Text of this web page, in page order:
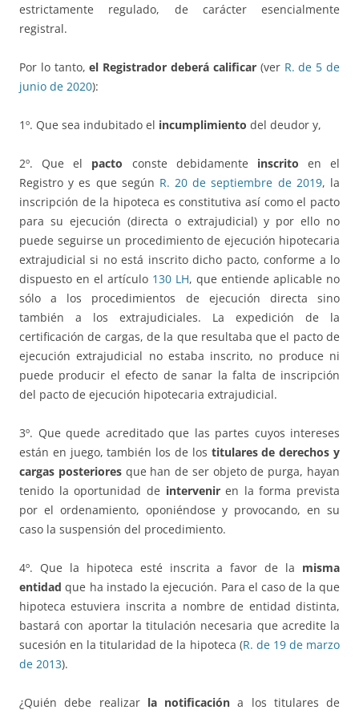
estrictamente regulado, de carácter esencialmente
registral.
Por lo tanto,el Registrador deberá calificar(ver R. de 5 de
junio de 2020):
1º. Que sea indubitado el incumplimiento del deudor y,
2º. Que el pacto conste debidamente inscrito en el
Registro y es que según R. 20 de septiembre de 2019, la
inscripción de la hipoteca es constitutiva así como el pacto
para su ejecución (directa o extrajudicial) y por ello no
puede seguirse un procedimiento de ejecución hipotecaria
extrajudicial si no está inscrito dicho pacto, conforme a lo
dispuesto en el artículo 130 LH, que entiende aplicable no
sólo a los procedimientos de ejecución directa sino
también a los extrajudiciales. La expedición de la
certificación de cargas, de la que resultaba que el pacto de
ejecución extrajudicial no estaba inscrito, no produce ni
puede producir el efecto de sanar la falta de inscripción
del pacto de ejecución hipotecaria extrajudicial.
3º. Que quede acreditado que las partes cuyos intereses
están en juego, también los de los titulares de derechos y
cargas posterioresque han de ser objeto de purga, hayan
tenido la oportunidad de interveniren la forma prevista
por el ordenamiento, oponiéndose y provocando, en su
caso la suspensión del procedimiento.
4º. Que la hipoteca esté inscrita a favor de la misma
entidad que ha instado la ejecución. Para el caso de la que
hipoteca estuviera inscrita a nombre de entidad distinta,
bastará con aportar la titulación necesaria que acredite la
sucesión en la titularidad de la hipoteca (R. de 19 de marzo
de 2013).
¿Quién debe realizar la notificación a los titulares de